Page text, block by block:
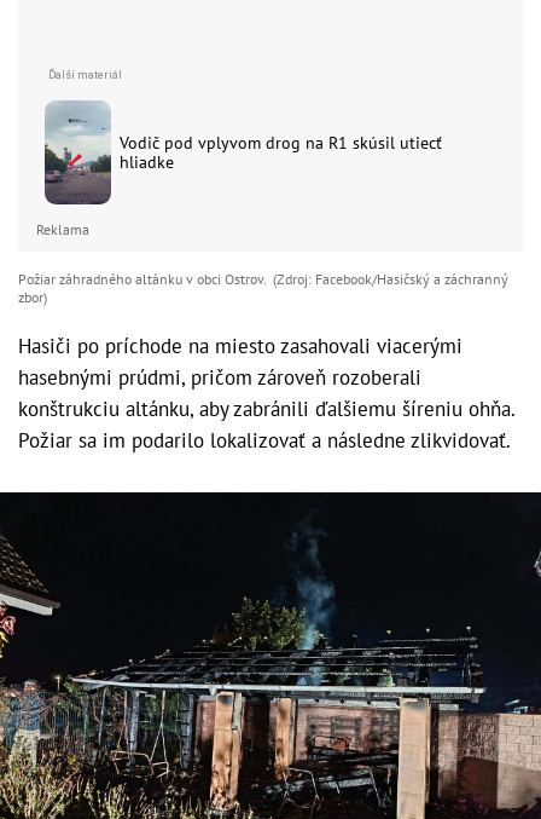
Vodič pod vplyvom drog na R1 skúsil utiecť
hliadke
Reklama
Požiar záhradného altánku v obci Ostrov. (Zdroj: Facebook/Hasičský a záchranný
zbor )
Hasiči po príchode na miesto zasahovali viacerými
hasebnými prúdmi, pričom zároveň rozoberali
konštrukciu altánku, aby zabránili ďalšiemu šíreniu ohňa.
Požiar sa im podarilo lokalizovať a následne zlikvidovať.